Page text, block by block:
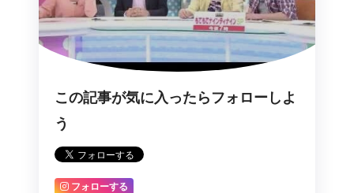
この記事が気に入ったらフォローしよ
う
フォローする